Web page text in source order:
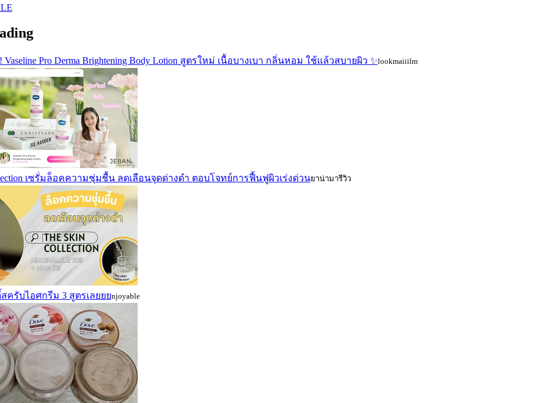
Pro Derma Brightening Body Lotion สูตรใหม่ เนื้อบางเบา กลิ่นหอม ใช้แล้วสบายผิว ✨lookmaiiilm
เซรั่มล็อคความชุ่มชื้น ลดเลือนจุดด่างดำ ตอบโจทย์การฟื้นฟูผิวเร่งด่วนยาน่ามารีวิว
ครับไอศกรีม 3 สูตรเลยยยnjoyable